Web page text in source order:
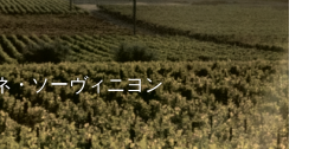
・ソーヴィニヨン